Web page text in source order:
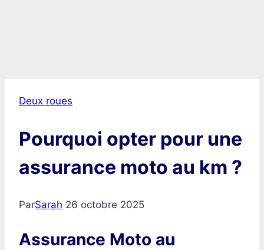
Deux roues
Pourquoi opter pour une
assurance moto au km ?
ParSarah 26 octobre 2025
Assurance Moto au